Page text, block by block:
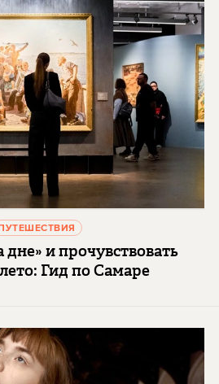
дне» и прочувствовать
Гид по Самаре